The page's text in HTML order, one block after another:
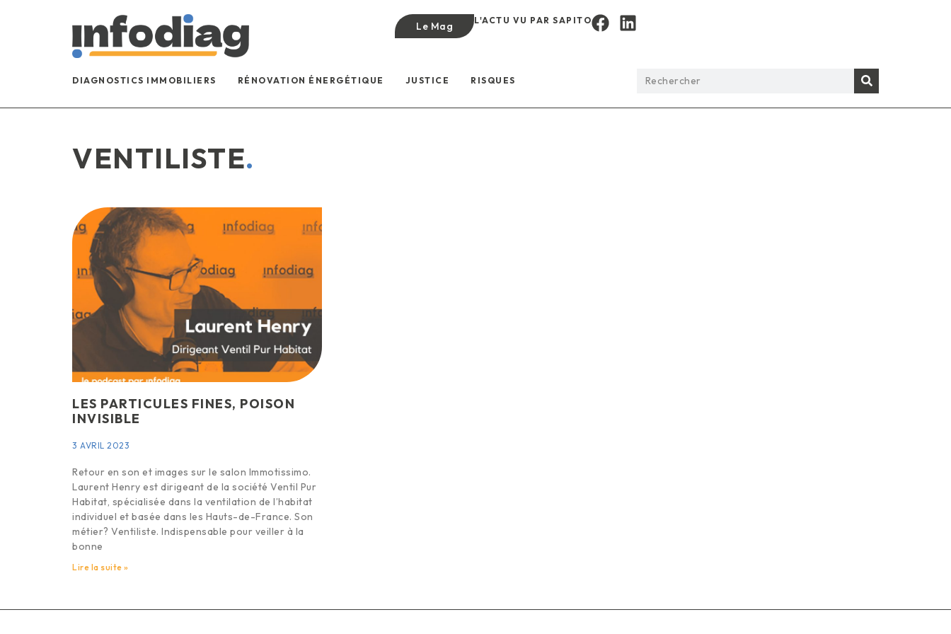
Le Mag L'ACTU VU PAR SAPITO
DIAGNOSTICS IMMOBILIERS RÉNOVATION ÉNERGÉTIQUE JUSTICE RISQUES
VENTILISTE.
LES PARTICULES FINES, POISON
INVISIBLE
3 AVRIL 2023
Retour en son et images sur le salon Immotissimo.
Laurent Henry est dirigeant de la société Ventil Pur
Habitat, spécialisée dans la ventilation de l’habitat
individuel et basée dans les Hauts-de-France. Son
métier? Ventiliste. Indispensable pour veiller à la
bonne
Lire la suite »